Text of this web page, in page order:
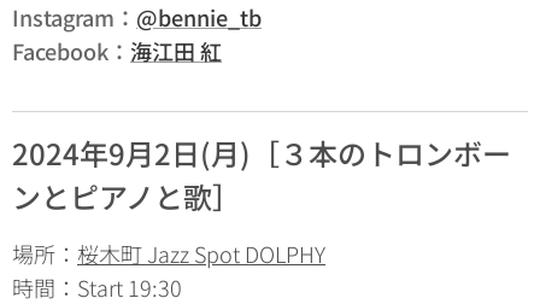
Instagram： @bennie_tb
Facebook： 海江田 紅
2024年9月2日(月)［３本のトロンボー
ンとピアノと歌］
場所： 桜木町 Jazz Spot DOLPHY
時間：Start 19:30